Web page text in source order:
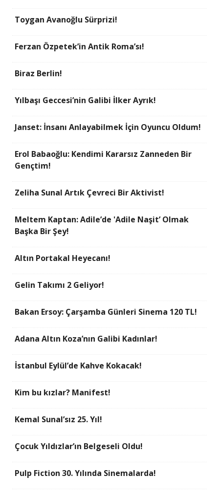
Toygan Avanoğlu Sürprizi!
Ferzan Özpetek’in Antik Roma’sı!
Biraz Berlin!
Yılbaşı Geccesi’nin Galibi İlker Ayrık!
Janset: İnsanı Anlayabilmek İçin Oyuncu Oldum!
Erol Babaoğlu: Kendimi Kararsız Zanneden Bir
Gençtim!
Zeliha Sunal Artık Çevreci Bir Aktivist!
Meltem Kaptan: Adile’de 'Adile Naşit’ Olmak
Başka Bir Şey!
Altın Portakal Heyecanı!
Gelin Takımı 2 Geliyor!
Bakan Ersoy: Çarşamba Günleri Sinema 120 TL!
Adana Altın Koza’nın Galibi Kadınlar!
İstanbul Eylül’de Kahve Kokacak!
Kim bu kızlar? Manifest!
Kemal Sunal’sız 25. Yıl!
Çocuk Yıldızlar’ın Belgeseli Oldu!
Pulp Fiction 30. Yılında Sinemalarda!